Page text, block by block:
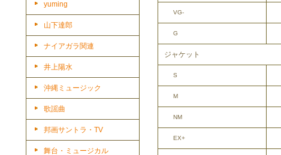
yuming
山下達郎
ナイアガラ関連
井上陽水
沖縄ミュージック
歌謡曲
邦画サントラ・TV
舞台・ミュージカル
VG-
G
ジャケット
S
M
NM
EX+